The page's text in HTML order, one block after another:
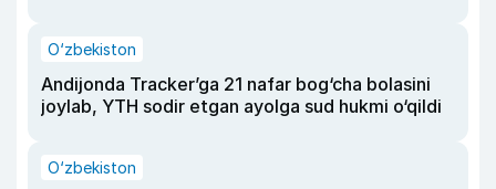
O‘zbekiston
Andijonda Tracker’ga 21 nafar bog‘cha bolasini
joylab, YTH sodir etgan ayolga sud hukmi o‘qildi
O‘zbekiston